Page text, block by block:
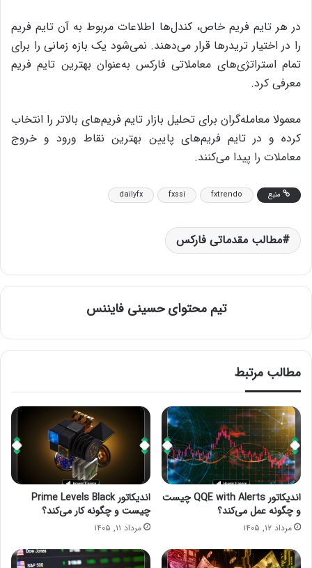
در هر تایم فریم خاص، کندل‌ها اطلاعات مربوط به آن تایم فریم
را در اختیار تریدرها قرار می‌دهند. نمی‌شود یک بازه زمانی را برای
تمام استراتژی‌های معاملاتی فارکس به‌‌عنوان بهترین تایم فریم
معرفی کرد.
معمولا معامله‌گران برای تحلیل بازار تایم فریم‌های بالاتر را انتخاب
کرده و در تایم فریم‌های پایین بهترین نقاط ورود و خروج
معاملات را پیدا می‌کنند.
منبع fxtrendo
fxssi
dailyfx
مطالب مقدماتی فارکس
تیم محتوای حسینی‌ فایننس
مطالب مرتبط
اندیکاتور QQE with Alerts چیست
و چگونه عمل می‌کند؟
مرداد ۱۲, ۱۴۰۵
اندیکاتور Prime Levels Black
چیست و چگونه کار می‌کند؟
مرداد ۱۱, ۱۴۰۵